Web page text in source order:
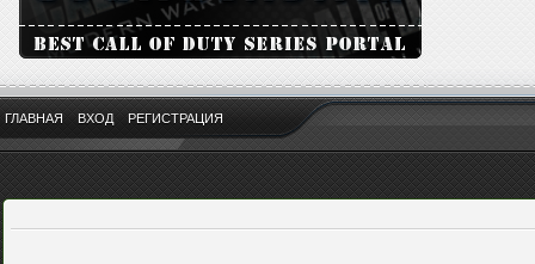
ГЛАВНАЯ ВХОД РЕГИСТРАЦИЯ